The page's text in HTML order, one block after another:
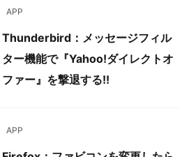
APP
Thunderbird：メッセージフィル
ター機能で『Yahoo!ダイレクトオ
ファー』を撃退する!!
APP